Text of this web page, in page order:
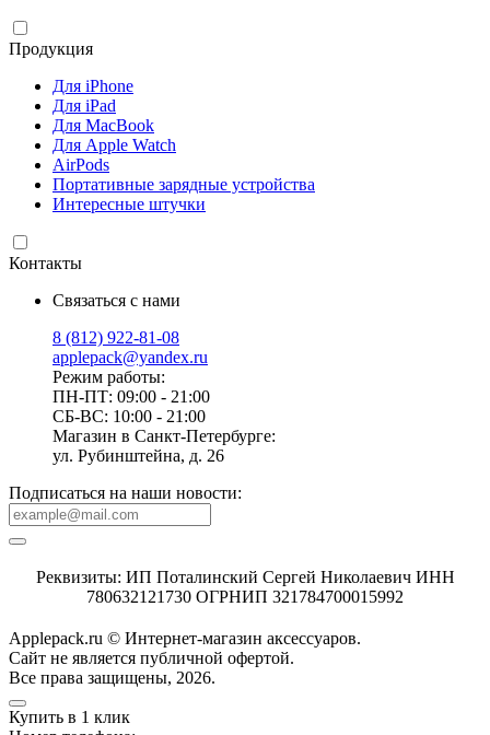
Продукция
Для iPhone
Для iPad
Для MacBook
Для Apple Watch
AirPods
Портативные зарядные устройства
Интересные штучки
Контакты
Связаться с нами
8 (812) 922-81-08
applepack@yandex.ru
Режим работы:
ПН-ПТ: 09:00 - 21:00
СБ-ВС: 10:00 - 21:00
Магазин в Санкт-Петербурге:
ул. Рубинштейна, д. 26
Подписаться на наши новости:
Реквизиты: ИП Поталинский Сергей Николаевич ИНН
780632121730 ОГРНИП 321784700015992
Applepack.ru © Интернет-магазин аксессуаров.
Cайт не является публичной офертой.
Все права защищены, 2026.
Купить в 1 клик